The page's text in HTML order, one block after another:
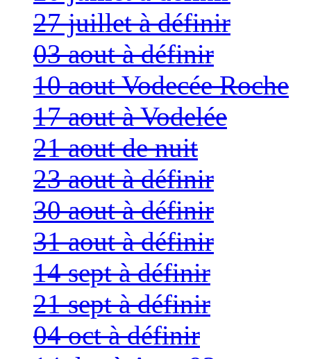
27 juillet à définir
03 aout à définir
10 aout Vodecée Roche
17 aout à Vodelée
21 aout de nuit
23 aout à définir
30 aout à définir
31 aout à définir
14 sept à définir
21 sept à définir
04 oct à définir